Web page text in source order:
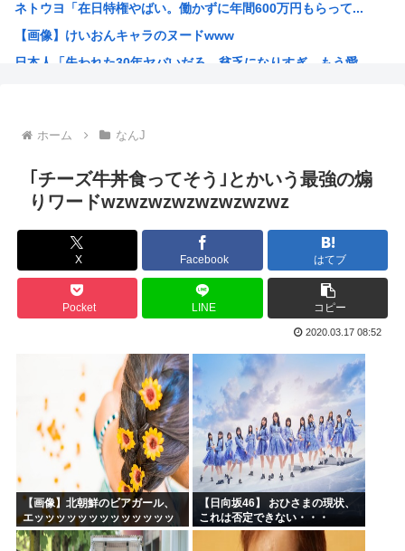
【悲報】高市早苗首相さん、公用車を3000万円の新車に買...
オーストラリア研究チーム、45年間、2700人以上を研究...
ネトウヨ「在日特権やばい。働かずに年間600万円もらって...
【画像】けいおんキャラのヌードwww
日本人「失われた30年ヤバいだろ…貧乏になりすぎ…もう愛...
お前らが描いた絵を貼るスレ
ちいかわのモモンガがちんちんに来るんやが
高市早苗、3000万円以上の高級新公用車を購入させ贅を尽...
韓国人さん、ネトウヨの痛いところを突いてしまう。「日本人...
小泉防衛大臣、高市早苗の被災地訪問PVに張り合うかのよう...
韓国人「韓国人が日本のラーメンについて勘違いしていること...
お前ら今期アニメ何見てるの？
【衝撃】 韓国人「箱根駅伝、走りながら乾杯してた」
ケンモメンの生きがいはなに？安倍晋三以外で
夏場のロリコンおま●こが蒸れ蒸れしててエッチなぷりきゅあ...
高市早苗、今日長崎で平和祈念式典に参列して被爆体験者と面...
ホーム なんJ
｢チーズ牛丼食ってそう｣とかいう最強の煽
りワードwzwzwzwzwzwzwzwz
X Facebook はてブ
Pocket LINE コピー
2020.03.17 08:52
【画像】北朝鮮のビアガール、
エッッッッッッッッッッッッッ
ッッッッ！
【日向坂46】 おひさまの現状、
これは否定できない・・・